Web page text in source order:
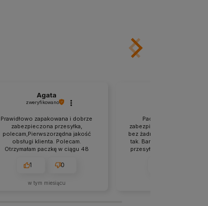
Agata
zweryfikowano
Prawidłowo zapakowana i dobrze
zabezpieczona przesyłka,
polecam,Pierwszorzędna jakość
obsługi klienta. Polecam.
Otrzymałam paczkę w ciągu 48
Konkurencja powinna brać przykład.
1 0
w tym miesiącu
Paczka była
zabezpieczona. Szybko,
bez żadnych problemów.
tak. Bardzo sprawnie
przesyłka.Bardzo szybka